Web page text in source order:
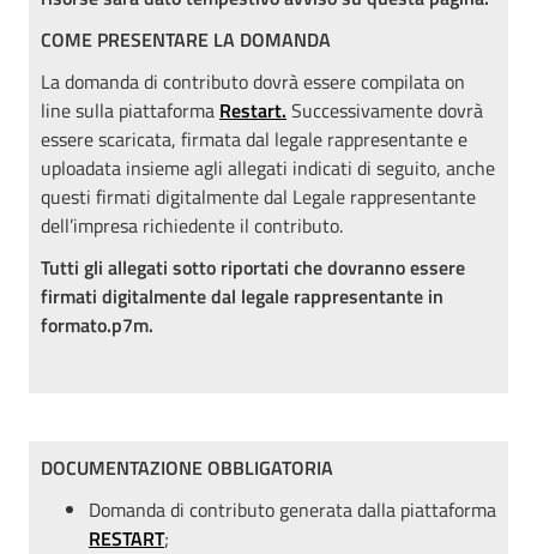
COME PRESENTARE LA DOMANDA
La domanda di contributo dovrà essere compilata on
line sulla piattaforma Restart. Successivamente dovrà
essere scaricata, firmata dal legale rappresentante e
uploadata insieme agli allegati indicati di seguito, anche
questi firmati digitalmente dal Legale rappresentante
dell’impresa richiedente il contributo.
Tutti gli allegati sotto riportati che dovranno essere
firmati digitalmente dal legale rappresentante in
formato.p7m.
DOCUMENTAZIONE OBBLIGATORIA
Domanda di contributo generata dalla piattaforma
RESTART;